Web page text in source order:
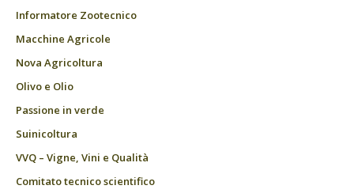
Informatore Zootecnico
Macchine Agricole
Nova Agricoltura
Olivo e Olio
Passione in verde
Suinicoltura
VVQ – Vigne, Vini e Qualità
Comitato tecnico scientifico